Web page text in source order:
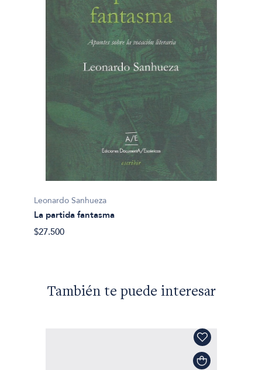
Leonardo Sanhueza
La partida fantasma
$27.500
También te puede interesar